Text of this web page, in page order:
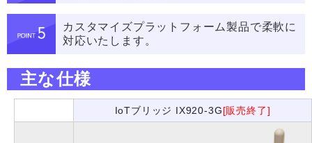
カスタマイズプラットフォーム製品で柔軟に
対応いたします。
主な仕様
IoTブリッジ IX920-3G[販売終了]